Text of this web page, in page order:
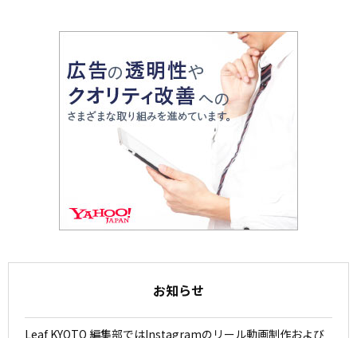
お知らせ
Leaf KYOTO 編集部ではInstagramのリール動画制作および